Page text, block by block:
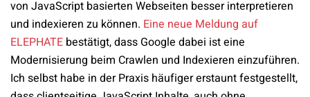
von JavaScript basierten Webseiten besser interpretieren
und indexieren zu können. Eine neue Meldung auf
ELEPHATE bestätigt, dass Google dabei ist eine
Modernisierung beim Crawlen und Indexieren einzuführen.
Ich selbst habe in der Praxis häufiger erstaunt festgestellt,